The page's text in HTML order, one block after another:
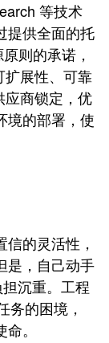
等技术
提供全面的托
则的承诺，
扩展性、可靠
应商锁定，优
境的部署，使
的灵活性，
是，自己动手
沉重。工程
务的困境，
。